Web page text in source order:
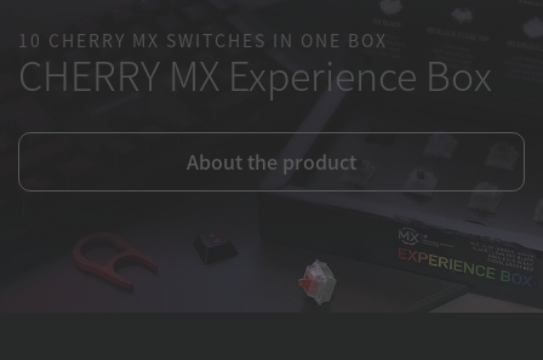
10 CHERRY MX SWITCHES IN ONE BOX
CHERRY MX Experience Box
About the product